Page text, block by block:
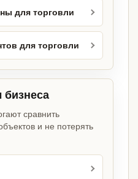
для торговли
для торговли
сравнить
и не потерять